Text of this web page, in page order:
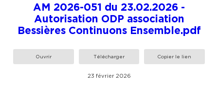
AM 2026-051 du 23.02.2026 -
Autorisation ODP association
Bessières Continuons Ensemble.pdf
Ouvrir Télécharger Copier le lien
23 février 2026